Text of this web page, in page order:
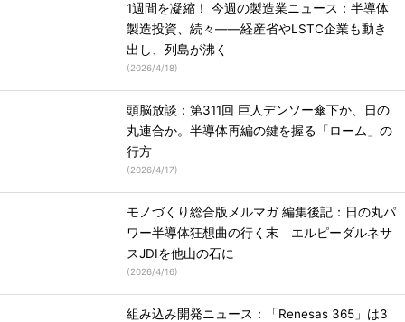
1週間を凝縮！ 今週の製造業ニュース：半導体
製造投資、続々――経産省やLSTC企業も動き
出し、列島が沸く
(2026/4/18)
頭脳放談：第311回 巨人デンソー傘下か、日の
丸連合か。半導体再編の鍵を握る「ローム」の
行方
(2026/4/17)
モノづくり総合版メルマガ 編集後記：日の丸パ
ワー半導体狂想曲の行く末 エルピーダルネサ
スJDIを他山の石に
(2026/4/16)
組み込み開発ニュース：「Renesas 365」は3